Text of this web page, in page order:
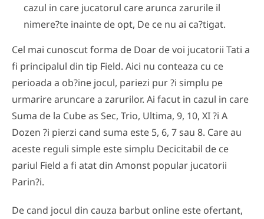
cazul in care jucatorul care arunca zarurile il
nimere?te inainte de opt, De ce nu ai ca?tigat.
Cel mai cunoscut forma de Doar de voi jucatorii Tati a
fi principalul din tip Field. Aici nu conteaza cu ce
perioada a ob?ine jocul, pariezi pur ?i simplu pe
urmarire aruncare a zarurilor. Ai facut in cazul in care
Suma de la Cube as Sec, Trio, Ultima, 9, 10, XI ?i A
Dozen ?i pierzi cand suma este 5, 6, 7 sau 8. Care au
aceste reguli simple este simplu Decicitabil de ce
pariul Field a fi atat din Amonst popular jucatorii
Parin?i.
De cand jocul din cauza barbut online este ofertant,